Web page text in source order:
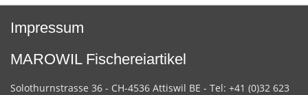
Impressum
MAROWIL Fischereiartikel
Solothurnstrasse 36 - CH-4536 Attiswil BE - Tel: +41 (0)32 623